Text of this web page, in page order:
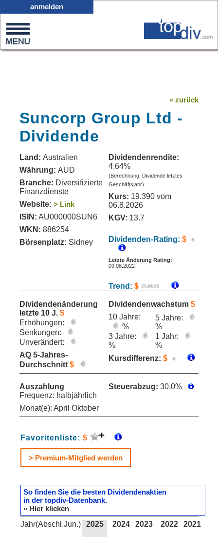
0
on
anmelden
« zurück
Suncorp Group Ltd -
Dividende
Land: Australien
Währung: AUD
Branche: Diversifizierte
Finanzdienste
Website: > Link
ISIN: AU000000SUN6
WKN: 886254
Börsenplatz: Sidney
Dividendenrendite:
4.64%
(Berechnung: Dividende letztes
Geschäftsjahr)
Kurs: 19.390 vom
06.8.2026
KGV: 13.7
Dividenden-Rating: $
Letzte Änderung Rating:
09.08.2022
Trend: $
Dividendenänderung
letzte 10 J. $
Erhöhungen:
Senkungen:
Unverändert:
AQ 5-Jahres-
Durchschnitt $
Dividendenwachstum $
10 Jahre:
%
5 Jahre:
%
3 Jahre:
%
1 Jahr:
%
Kursdifferenz: $
Auszahlung
Frequenz: halbjährlich
Monat(e): April Oktober
Steuerabzug: 30.0%
Favoritenliste: $
> Premium-Mitglied werden
So finden Sie die besten Dividendenaktien
in der topdiv-Datenbank.
» Hier klicken
Jahr(Abschl.Jun.)
2025 2024 2023 2022 2021